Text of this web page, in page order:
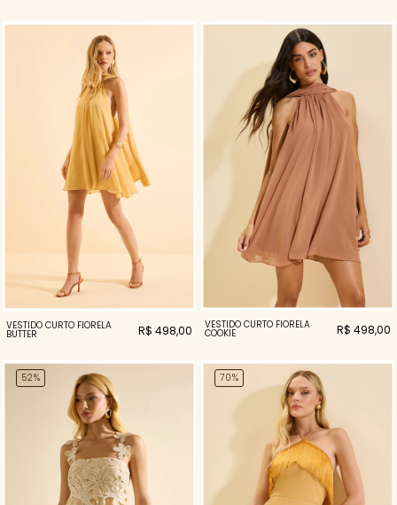
VESTIDO CURTO FIORELA
BUTTER R$ 498,00 VESTIDO CURTO FIORELA
COOKIE R$ 498,00
52% 70%